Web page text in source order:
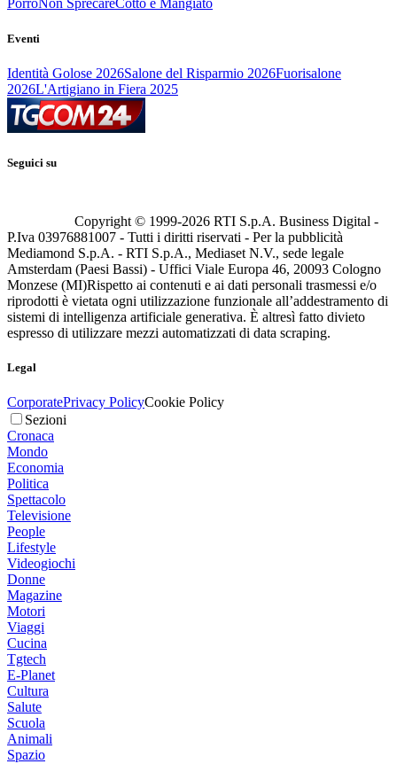
PorroNon SprecareCotto e Mangiato
Eventi
Identità Golose 2026Salone del Risparmio 2026Fuorisalone
2026L'Artigiano in Fiera 2025
Seguici su
Copyright © 1999-2026 RTI S.p.A. Business Digital -
P.Iva 03976881007 - Tutti i diritti riservati - Per la pubblicità
Mediamond S.p.A. - RTI S.p.A., Mediaset N.V., sede legale
Amsterdam (Paesi Bassi) - Uffici Viale Europa 46, 20093 Cologno
Monzese (MI)Rispetto ai contenuti e ai dati personali trasmessi e/o
riprodotti è vietata ogni utilizzazione funzionale all’addestramento di
sistemi di intelligenza artificiale generativa. È altresì fatto divieto
espresso di utilizzare mezzi automatizzati di data scraping.
Legal
CorporatePrivacy PolicyCookie Policy
Sezioni
Cronaca
Mondo
Economia
Politica
Spettacolo
Televisione
People
Lifestyle
Videogiochi
Donne
Magazine
Motori
Viaggi
Cucina
Tgtech
E-Planet
Cultura
Salute
Scuola
Animali
Spazio